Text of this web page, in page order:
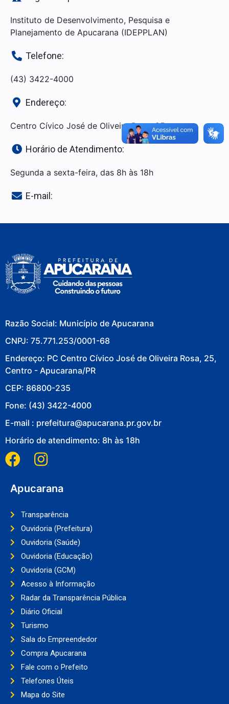
Instituto de Desenvolvimento, Pesquisa e
Planejamento de Apucarana (IDEPPLAN)
Telefone:
(43) 3422-4000
Endereço:
Centro Cívico José de Oliveira Rosa, 25
Horário de Atendimento:
Segunda a sexta-feira, das 8h às 18h
E-mail:
Razão Social: Município de Apucarana
CNPJ: 75.771.253/0001-68
Endereço: PC Centro Cívico José de Oliveira Rosa, 25,
Centro - Apucarana/PR
CEP: 86800-235
Fone: (43) 3422-4000
E-mail : prefeitura@apucarana.pr.gov.br
Horário de atendimento: 8h às 18h
Apucarana
Transparência
Ouvidoria (Prefeitura)
Ouvidoria (Saúde)
Ouvidoria (Educação)
Ouvidoria (GCM)
Acesso à Informação
Radar da Transparência Pública
Diário Oficial
Turismo
Sala do Empreendedor
Compra Apucarana
Fale com o Prefeito
Telefones Úteis
Mapa do Site